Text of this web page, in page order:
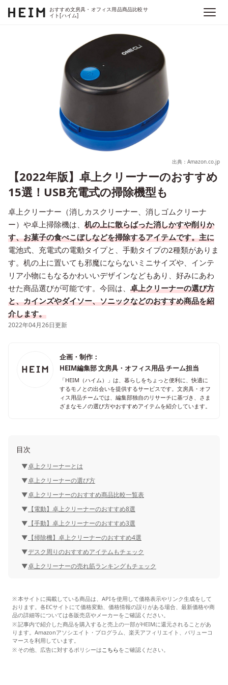
おすすめ文房具・オフィス用品商品比較サ
イト[ハイム]
出典：Amazon.co.jp
【2022年版】卓上クリーナーのおすすめ
15選！USB充電式の掃除機型も
卓上クリーナー（消しカスクリーナー、消しゴムクリーナ
ー）や卓上掃除機は、 机の上に散らばった消しかすや削りか
す、お菓子の食べこぼしなどを掃除するアイテムです。主に
電池式、充電式の電動タイプと、手動タイプの2種類がありま
す。机の上に置いても邪魔にならないミニサイズや、インテ
リア小物にもなるかわいいデザインなどもあり、好みにあわ
せた商品選びが可能です。今回は、 卓上クリーナーの選び方
と、カインズやダイソー、ソニックなどのおすすめ商品を紹
介します。
2022年04月26日更新
企画・制作：
HEIM編集部 文房具・オフィス用品 チーム担当
「HEIM（ハイム）」は、暮らしをちょっと便利に、快適に
するモノとの出会いを提供するサービスです。文房具・オフ
ィス用品チームでは、編集部独自のリサーチに基づき、さま
ざまなモノの選び方やおすすめアイテムを紹介しています。
目次
卓上クリーナーとは
卓上クリーナーの選び方
卓上クリーナーのおすすめ商品比較一覧表
【電動】卓上クリーナーのおすすめ8選
【手動】卓上クリーナーのおすすめ3選
【掃除機】卓上クリーナーのおすすめ4選
デスク周りのおすすめアイテムもチェック
卓上クリーナーの売れ筋ランキングもチェック
本サイトに掲載している商品は、APIを使用して価格表示やリンク生成をして
おります。各ECサイトにて価格変動、価格情報の誤りがある場合、最新価格や商
品の詳細等については各販売店やメーカーをご確認ください。
記事内で紹介した商品を購入すると売上の一部がHEIMに還元されることがあ
ります。Amazonアソシエイト・プログラム、楽天アフィリエイト、バリューコ
マースを利用しています。
その他、広告に対するポリシーはこちらをご確認ください。